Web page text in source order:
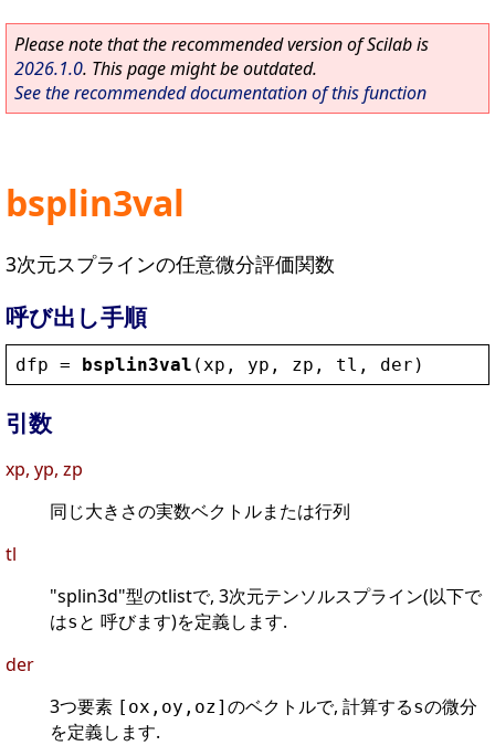
Please note that the recommended version of Scilab is
2026.1.0. This page might be outdated.
See the recommended documentation of this function
bsplin3val
3次元スプラインの任意微分評価関数
呼び出し手順
dfp = bsplin3val ( xp , yp , zp , tl , der )
引数
xp, yp, zp
同じ大きさの実数ベクトルまたは行列
tl
"splin3d"型のtlistで, 3次元テンソルスプライン(以下で
はs と 呼びます)を定義します.
der
3つ要素 [ox,oy,oz] のベクトルで, 計算するsの微分
を定義します.